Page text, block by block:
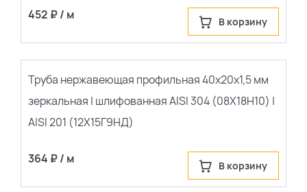
452 ₽ / м В корзину
Труба нержавеющая профильная 40х20х1,5 мм
зеркальная | шлифованная AISI 304 (08Х18Н10) |
AISI 201 (12Х15Г9НД)
364 ₽ / м В корзину